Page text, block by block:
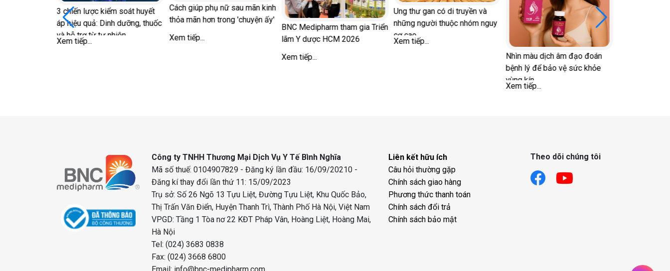
3 chiến lược kiểm soát huyết
áp hiệu quả: Dinh dưỡng, thuốc
và hỗ trợ từ tự nhiên
Xem tiếp...
Cách giúp phụ nữ sau mãn kinh
thỏa mãn hơn trong 'chuyện ấy'
Xem tiếp...
BNC Medipharm tham gia Triển
lãm Y dược HCM 2026
Xem tiếp...
Ung thư gan có di truyền và
những người thuộc nhóm nguy
cơ cao
Xem tiếp...
Nhìn màu dịch âm đạo đoán
bệnh lý để bảo vệ sức khỏe
vùng kín
Xem tiếp...
Công ty TNHH Thương Mại Dịch Vụ Y Tế Bình Nghĩa
Mã số thuế: 0104907829 - Đăng ký lần đầu: 16/09/20210 -
Đăng kí thay đổi lần thứ 11: 15/09/2023
Trụ sở: Số 26 Ngõ 13 Tựu Liệt, Đường Tựu Liệt, Khu Quốc Bảo,
Thị Trấn Văn Điển, Huyện Thanh Trì, Thành Phố Hà Nội, Việt Nam
VPGD: Tầng 1 Tòa nơ 22 KĐT Pháp Vân, Hoàng Liệt, Hoàng Mai,
Hà Nội
Tel: (024) 3683 0838
Fax: (024) 3668 6800
Email: info@bnc-medipharm.com
Liên kết hữu ích
Câu hỏi thường gặp
Chính sách giao hàng
Phương thức thanh toán
Chính sách đổi trả
Chính sách bảo mật
Theo dõi chúng tôi